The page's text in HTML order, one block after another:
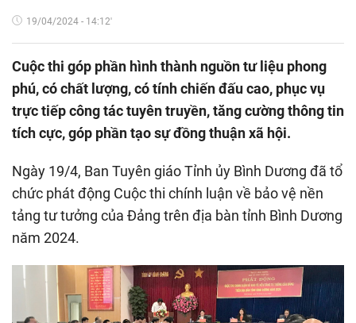
19/04/2024 - 14:12'
Cuộc thi góp phần hình thành nguồn tư liệu phong
phú, có chất lượng, có tính chiến đấu cao, phục vụ
trực tiếp công tác tuyên truyền, tăng cường thông tin
tích cực, góp phần tạo sự đồng thuận xã hội.
Ngày 19/4, Ban Tuyên giáo Tỉnh ủy Bình Dương đã tổ
chức phát động Cuộc thi chính luận về bảo vệ nền
tảng tư tưởng của Đảng trên địa bàn tỉnh Bình Dương
năm 2024.